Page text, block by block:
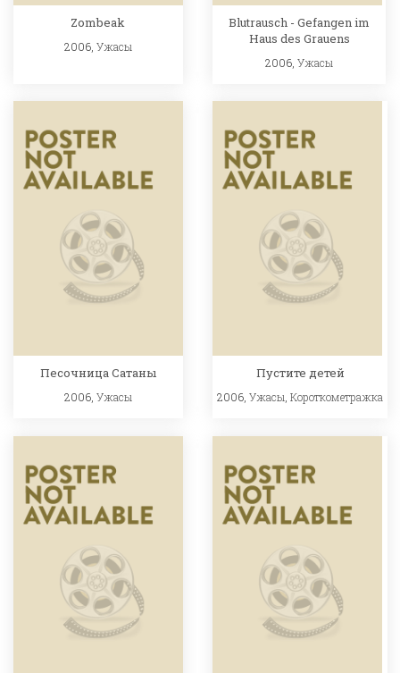
Zombeak
2006, Ужасы
Blutrausch - Gefangen im
Haus des Grauens
2006,Ужасы
Песочница Сатаны
2006, Ужасы
Пустите детей
2006,Ужасы,Короткометражка